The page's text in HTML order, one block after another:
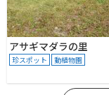
アサギマダラの里
珍スポット 動植物園